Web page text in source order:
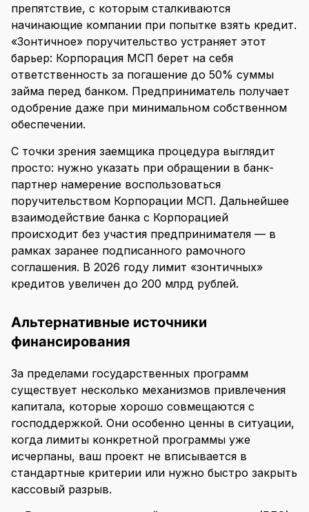
препятствие, с которым сталкиваются
начинающие компании при попытке взять кредит.
«Зонтичное» поручительство устраняет этот
барьер: Корпорация МСП берет на себя
ответственность за погашение до 50% суммы
займа перед банком. Предприниматель получает
одобрение даже при минимальном собственном
обеспечении.
С точки зрения заемщика процедура выглядит
просто: нужно указать при обращении в банк-
партнер намерение воспользоваться
поручительством Корпорации МСП. Дальнейшее
взаимодействие банка с Корпорацией
происходит без участия предпринимателя — в
рамках заранее подписанного рамочного
соглашения. В 2026 году лимит «зонтичных»
кредитов увеличен до 200 млрд рублей.
Альтернативные источники
финансирования
За пределами государственных программ
существует несколько механизмов привлечения
капитала, которые хорошо совмещаются с
господдержкой. Они особенно ценны в ситуации,
когда лимиты конкретной программы уже
исчерпаны, ваш проект не вписывается в
стандартные критерии или нужно быстро закрыть
кассовый разрыв.